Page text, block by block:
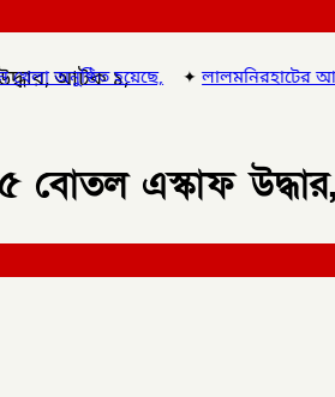
আদিতমারী থানা পুলিশের
আটক ১,
বোতল এস্কাফ